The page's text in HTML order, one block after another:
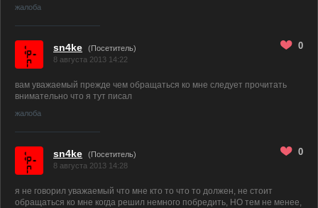
жалоба
sn4ke
(Посетитель)
8 августа 2013 14:22
0
вам уважаемый прежде чем обращаться ко мне следует прочитать
внимательно что я тут писал
жалоба
sn4ke
(Посетитель)
8 августа 2013 14:28
0
я не говорил уважаемый что мне кто то что то должен, не стоит
обращаться ко мне когда решил немного побредить, НО тем не менее,